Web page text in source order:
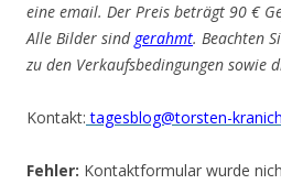
eine email. Der Preis beträgt 90 €
Alle Bilder sind gerahmt. Beachten
zu den Verkaufsbedingungen sowie
Kontakt: tagesblog@torsten-
Fehler: Kontaktformular wurde